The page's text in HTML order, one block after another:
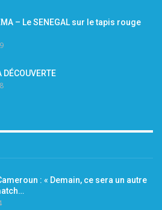
– Le SENEGAL sur le tapis rouge
DÉCOUVERTE
: « Demain, ce sera un autre